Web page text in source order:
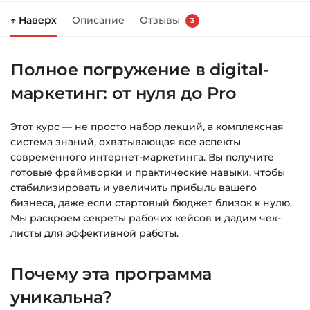
Справа появится корзина — нажмите
Заполните все поля (почта и пароль).
Оплатите удобным способом (более 8
После оплаты появится страница
благодарности с кнопкой«Перейти к
загрузкам». Нажмите её — и откроется
страница с курсами.
Дополнительно ссылка на курс придёт вам
на email.
времени.
↑ Наверх Описание Отзывы 3
Полное погружение в digital-
маркетинг: от нуля до Pro
Этот курс — не просто набор лекций, а комплексная
система знаний, охватывающая все аспекты
современного интернет-маркетинга. Вы получите
готовые фреймворки и практические навыки, чтобы
стабилизировать и увеличить прибыль вашего
бизнеса, даже если стартовый бюджет близок к нулю.
Мы раскроем секреты рабочих кейсов и дадим чек-
листы для эффективной работы.
Почему эта программа
уникальна?